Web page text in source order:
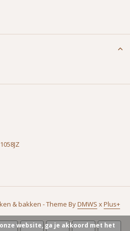
& bakken - Theme ByDMWS xPlus+
website, ga je akkoord met het